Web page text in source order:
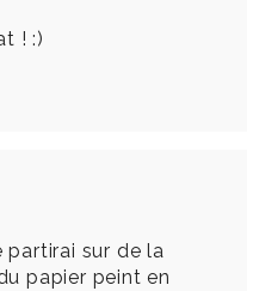
! :)
partirai sur de la
papier peint en